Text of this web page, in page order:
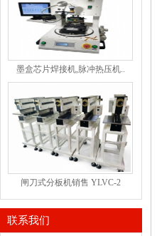
墨盒芯片焊接机,脉冲热压机..
闸刀式分板机销售 YLVC-2
联系我们